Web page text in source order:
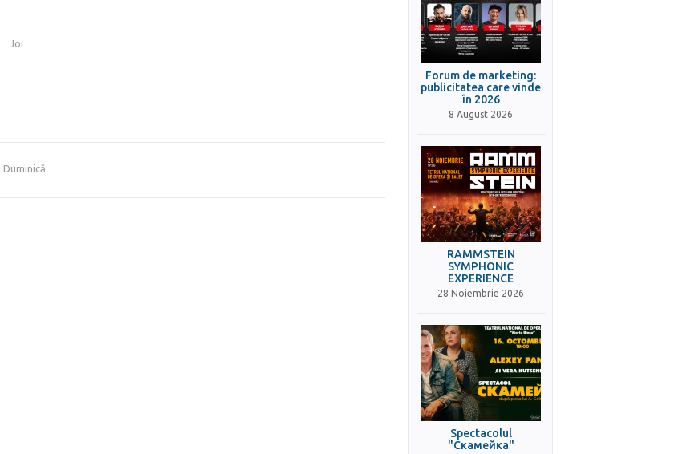
Joi
Duminică
Forum de marketing:
publicitatea care vinde
în 2026
8 August 2026
RAMMSTEIN
SYMPHONIC
EXPERIENCE
28 Noiembrie 2026
Spectacolul
"Скамейка"